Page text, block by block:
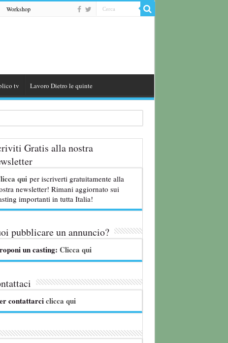
Workshop
tv Lavoro Dietro le quinte
Gratis alla nostra
qui per iscriverti gratuitamente alla
newsletter! Rimani aggiornato sui
importanti in tutta Italia!
pubblicare un annuncio?
un casting: Clicca qui
contattarciclicca qui